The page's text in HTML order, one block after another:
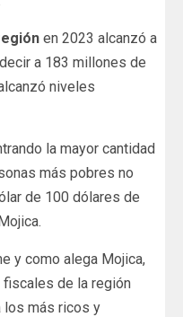
en 2023 alcanzó a
a 183 millones de
niveles
la mayor cantidad
más pobres no
de 100 dólares de
y como alega Mojica,
de la región
los más ricos y